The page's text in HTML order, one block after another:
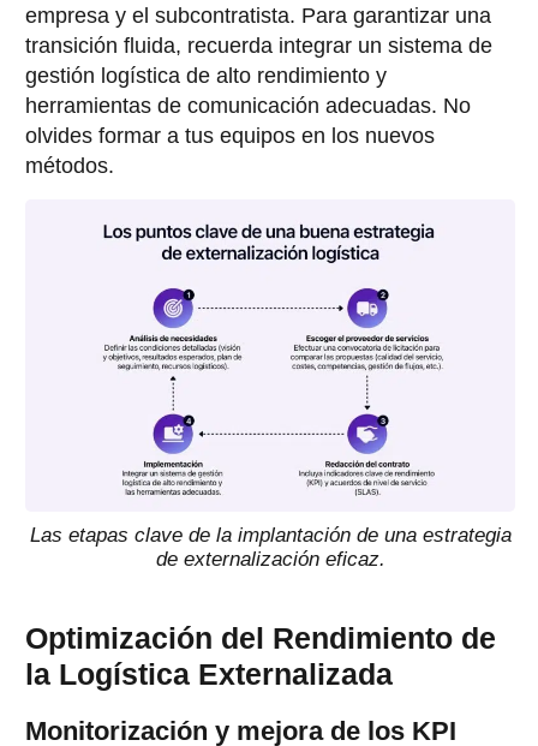
empresa y el subcontratista. Para garantizar una
transición fluida, recuerda integrar un sistema de
gestión logística de alto rendimiento y
herramientas de comunicación adecuadas. No
olvides formar a tus equipos en los nuevos
métodos.
Las etapas clave de la implantación de una estrategia
de externalización eficaz.
Optimización del Rendimiento de
la Logística Externalizada
Monitorización y mejora de los KPI